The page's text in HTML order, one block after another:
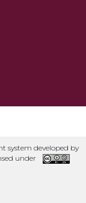
system developed by
under